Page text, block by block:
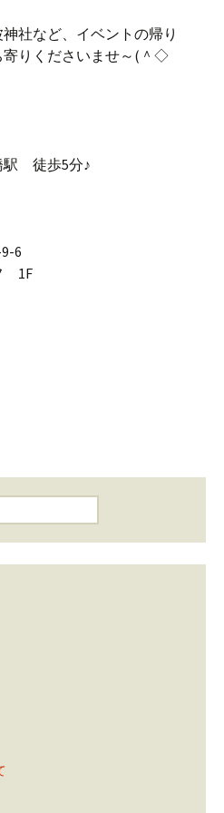
社など、イベントの帰り
寄りくださいませ～(＾◇
駅 徒歩5分♪
6
1F